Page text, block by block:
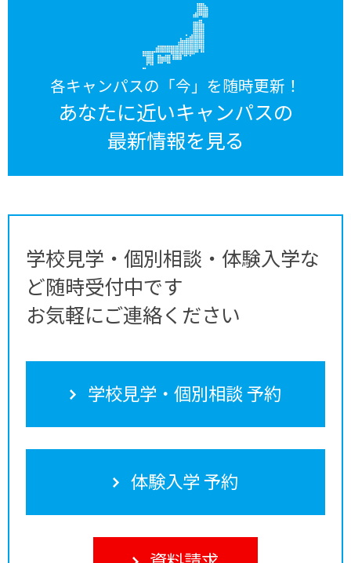
各キャンパスの「今」を随時更新！
あなたに近いキャンパスの
最新情報を見る
学校見学・個別相談・体験入学な
ど随時受付中です
お気軽にご連絡ください
学校見学・個別相談 予約
体験入学 予約